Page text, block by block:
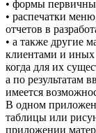
• формы
• распечатки
отчетов в
• а также другие
клиентами и
когда для их
а по результатам
имеется
В одном
таблицы или
приложении